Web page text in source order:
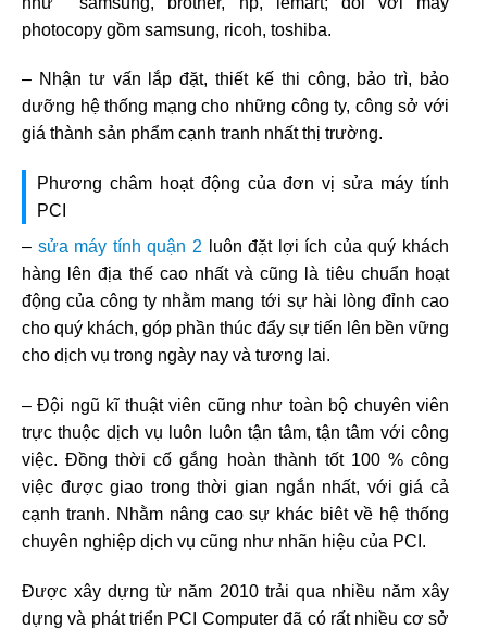
photocopy gồm samsung, ricoh, toshiba.
– Nhận tư vấn lắp đặt, thiết kế thi công, bảo trì, bảo
dưỡng hệ thống mạng cho những công ty, công sở với
giá thành sản phẩm cạnh tranh nhất thị trường.
Phương châm hoạt động của đơn vị sửa máy tính
PCI
– sửa máy tính quận 2 luôn đặt lợi ích của quý khách
hàng lên địa thế cao nhất và cũng là tiêu chuẩn hoạt
động của công ty nhằm mang tới sự hài lòng đỉnh cao
cho quý khách, góp phần thúc đẩy sự tiến lên bền vững
cho dịch vụ trong ngày nay và tương lai.
– Đội ngũ kĩ thuật viên cũng như toàn bộ chuyên viên
trực thuộc dịch vụ luôn luôn tận tâm, tận tâm với công
việc. Đồng thời cố gắng hoàn thành tốt 100 % công
việc được giao trong thời gian ngắn nhất, với giá cả
cạnh tranh. Nhằm nâng cao sự khác biêt về hệ thống
chuyên nghiệp dịch vụ cũng như nhãn hiệu của PCI.
Được xây dựng từ năm 2010 trải qua nhiều năm xây
dựng và phát triển PCI Computer đã có rất nhiều cơ sở